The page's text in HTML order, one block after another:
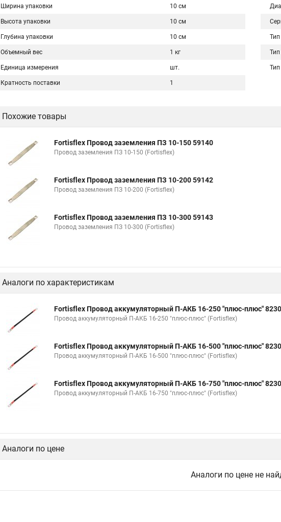
Ширина упаковки 10 см
Высота упаковки 10 см
Глубина упаковки 10 см
Объемный вес 1 кг
Единица измерения шт.
Кратность поставки 1
Тип
Похожие товары
Fortisflex Провод заземления ПЗ 10-150 59140
Провод заземления ПЗ 10-150 (Fortisflex)
Fortisflex Провод заземления ПЗ 10-200 59142
Провод заземления ПЗ 10-200 (Fortisflex)
Fortisflex Провод заземления ПЗ 10-300 59143
Провод заземления ПЗ 10-300 (Fortisflex)
Аналоги по характеристикам
Fortisflex Провод аккумуляторный П-АКБ 16-250 "плюс-плюс"
Провод аккумуляторный П-АКБ 16-250 "плюс-плюс" (Fortisflex)
Fortisflex Провод аккумуляторный П-АКБ 16-500 "плюс-плюс"
Провод аккумуляторный П-АКБ 16-500 "плюс-плюс" (Fortisflex)
Fortisflex Провод аккумуляторный П-АКБ 16-750 "плюс-плюс"
Провод аккумуляторный П-АКБ 16-750 "плюс-плюс" (Fortisflex)
Аналоги по цене
Аналоги по цене не